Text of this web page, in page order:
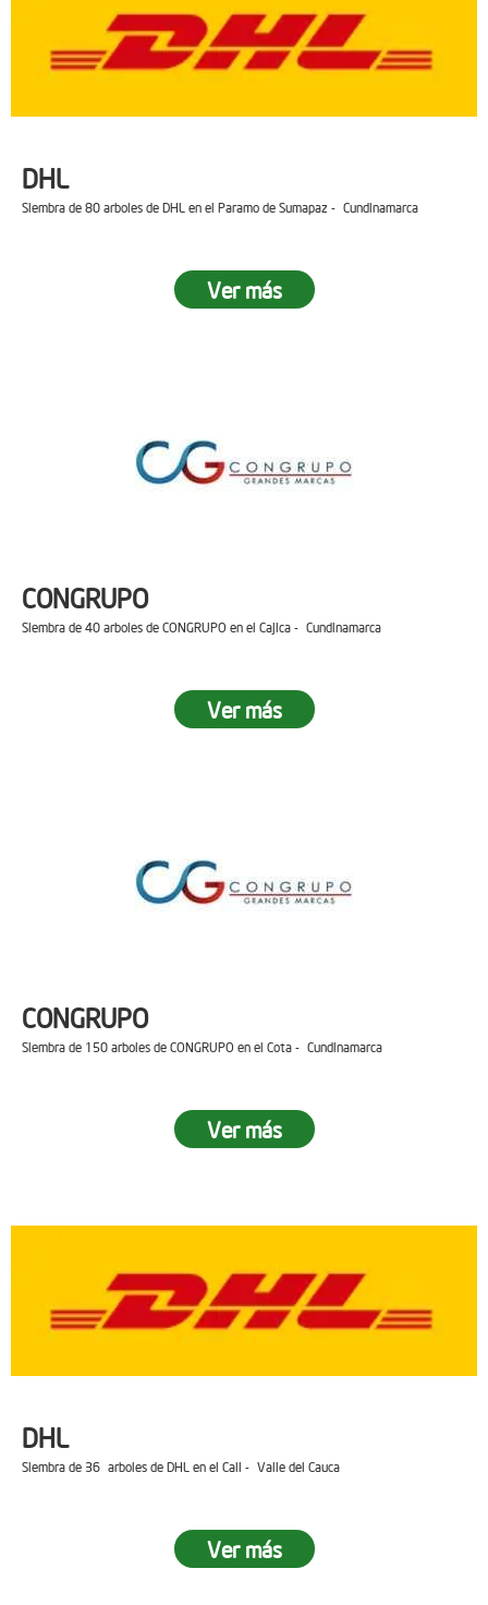
DHL
Siembra de 80 arboles de DHL en el Paramo de Sumapaz - Cundinamarca
Ver más
CONGRUPO
Siembra de 40 arboles de CONGRUPO en el Cajica - Cundinamarca
Ver más
CONGRUPO
Siembra de 150 arboles de CONGRUPO en el Cota - Cundinamarca
Ver más
DHL
Siembra de 36 arboles de DHL en el Cali - Valle del Cauca
Ver más